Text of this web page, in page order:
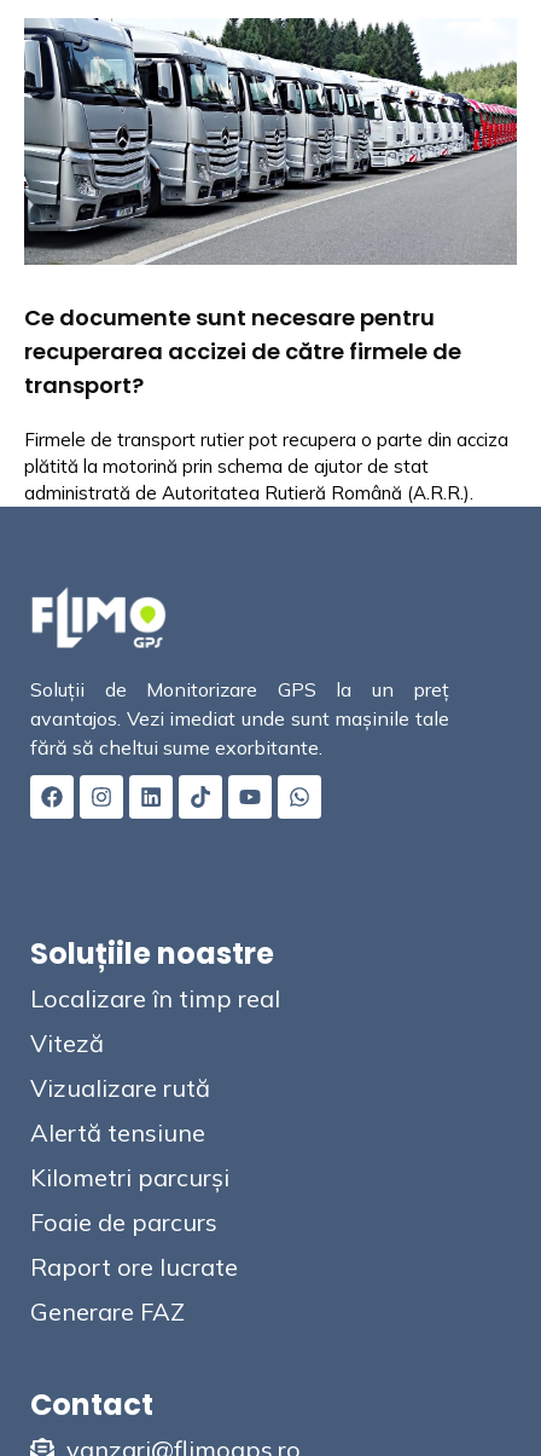
Ce documente sunt necesare pentru
recuperarea accizei de către firmele de
transport?
Firmele de transport rutier pot recupera o parte din acciza
plătită la motorină prin schema de ajutor de stat
administrată de Autoritatea Rutieră Română (A.R.R.).
Soluții de Monitorizare GPS la un preț
avantajos. Vezi imediat unde sunt mașinile tale
fără să cheltui sume exorbitante.
Soluțiile noastre
Localizare în timp real
Viteză
Vizualizare rută
Alertă tensiune
Kilometri parcurși
Foaie de parcurs
Raport ore lucrate
Generare FAZ
Contact
vanzari@flimogps.ro